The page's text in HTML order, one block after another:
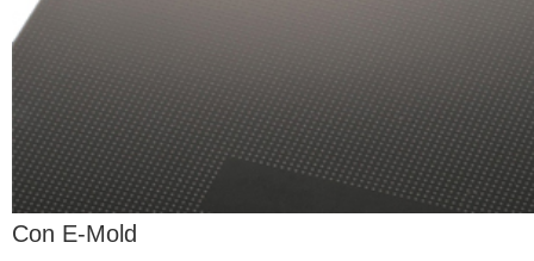
Con E-Mold